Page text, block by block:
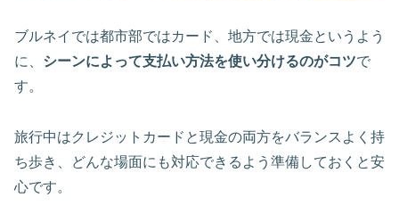
ブルネイでは都市部ではカード、地方では現金というよう
に、 シーンによって支払い方法を使い分けるのがコツで
す。
旅行中はクレジットカードと現金の両方をバランスよく持
ち歩き、どんな場面にも対応できるよう準備しておくと安
心です。